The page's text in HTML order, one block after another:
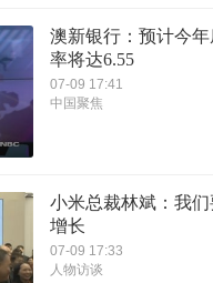
澳新银行：预计今
率将达6.55
07-09 17:41
中国聚焦
小米总裁林斌：我
增长
07-09 17:33
人物访谈